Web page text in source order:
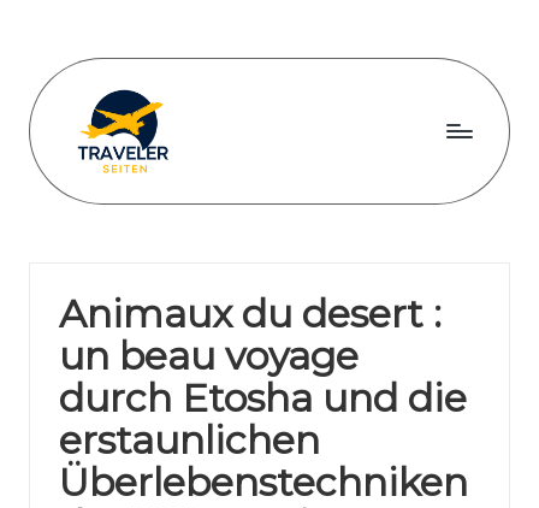
content
T
v
e
l
e
r
Animaux du desert :
un beau voyage
durch Etosha und die
erstaunlichen
Überlebenstechniken